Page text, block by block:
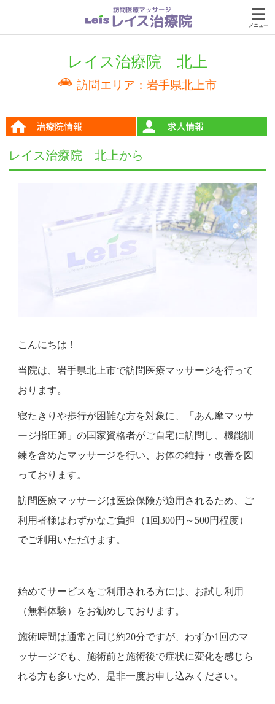
メニュー
レイス治療院 北上
訪問エリア：岩手県北上市
レイス治療院 北上から
こんにちは！
当院は、岩手県北上市で訪問医療マッサージを行って
おります。
寝たきりや歩行が困難な方を対象に、「あん摩マッサ
ージ指圧師」の国家資格者がご自宅に訪問し、機能訓
練を含めたマッサージを行い、お体の維持・改善を図
っております。
訪問医療マッサージは医療保険が適用されるため、ご
利用者様はわずかなご負担（1回300円～500円程度）
でご利用いただけます。
始めてサービスをご利用される方には、お試し利用
（無料体験）をお勧めしております。
施術時間は通常と同じ約20分ですが、わずか1回のマ
ッサージでも、施術前と施術後で症状に変化を感じら
れる方も多いため、是非一度お申し込みください。